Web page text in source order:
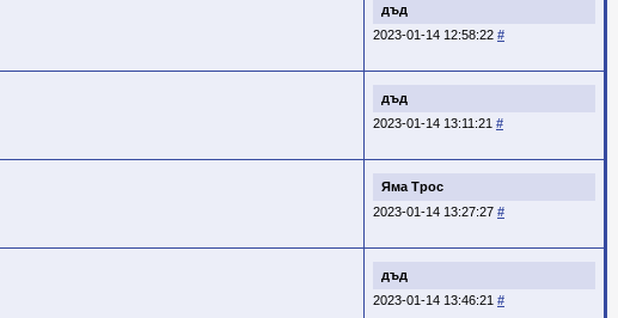
дъд
2023-01-14 12:58:22 #
дъд
2023-01-14 13:11:21 #
Яма Трос
2023-01-14 13:27:27 #
дъд
2023-01-14 13:46:21 #